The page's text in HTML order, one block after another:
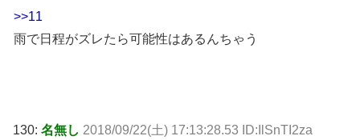
>>11
雨で日程がズレたら可能性はあるんちゃう
130: 名無し 2018/09/22(土) 17:13:28.53 ID:IlSnTI2za